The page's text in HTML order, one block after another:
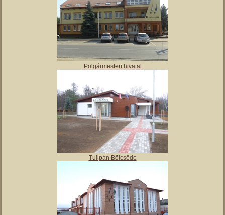
Vajai Ős-tó
Angyalos
Polgármesteri hivatal